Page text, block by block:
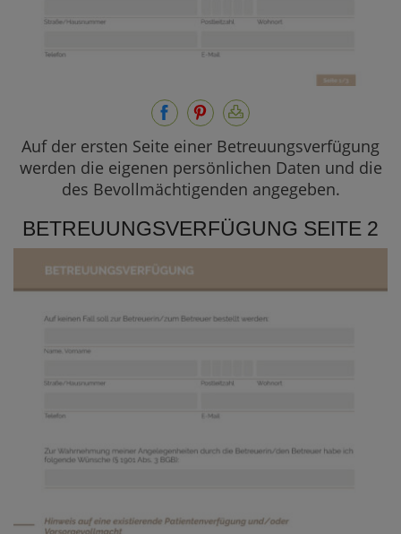
Auf der ersten Seite einer Betreuungsverfügung
werden die eigenen persönlichen Daten und die
des Bevollmächtigenden angegeben.
BETREUUNGSVERFÜGUNG SEITE 2